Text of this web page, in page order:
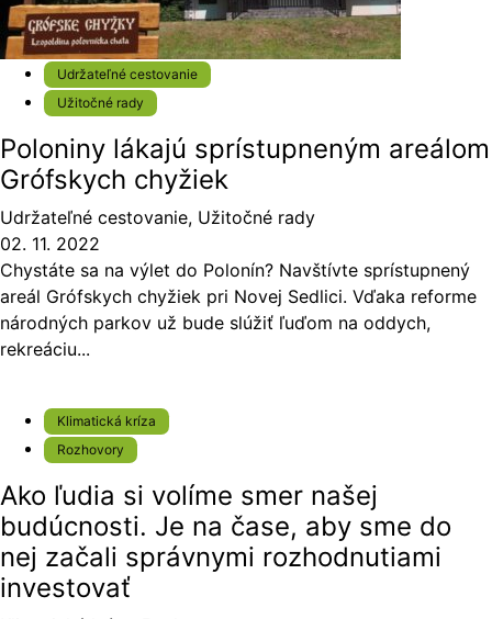
Udržateľné cestovanie
Užitočné rady
Poloniny lákajú sprístupneným areálom
Grófskych chyžiek
Udržateľné cestovanie, Užitočné rady
02. 11. 2022
Chystáte sa na výlet do Polonín? Navštívte sprístupnený
areál Grófskych chyžiek pri Novej Sedlici. Vďaka reforme
národných parkov už bude slúžiť ľuďom na oddych,
rekreáciu...
Klimatická kríza
Rozhovory
Ako ľudia si volíme smer našej
budúcnosti. Je na čase, aby sme do
nej začali správnymi rozhodnutiami
investovať